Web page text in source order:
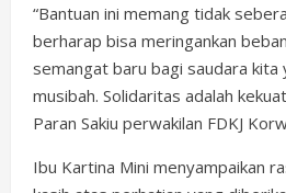
“Bantuan ini memang tidak
berharap bisa meringankan
semangat baru bagi saudara
musibah. Solidaritas adalah
Paran Sakiu perwakilan FDKJ
Ibu Kartina Mini menyampaikan